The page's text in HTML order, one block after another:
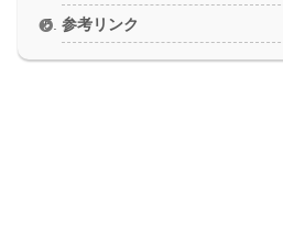
参考リンク